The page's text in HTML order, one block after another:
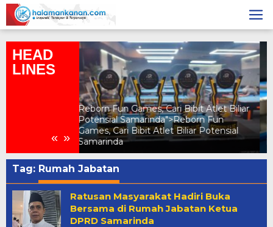
Skip
to
content
HEAD
LINES
« »
Hari Ke 2 Kapolresta Samarinda dan
POBSI Kaltim Cup, Puluhan Atlet
Berguguran
Tag: Rumah Jabatan
Ratusan Masyarakat Hadiri Buka
Bersama di Rumah Jabatan Ketua
DPRD Samarinda